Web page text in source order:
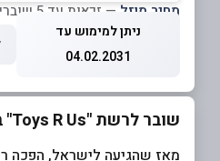
מחיר מוזל — זכאות עד 5 שוברים לחודש קלנדרי
ניתן למימוש עד
04.02.2031
שובר לרשת "Toys R Us" בשווי ₪150